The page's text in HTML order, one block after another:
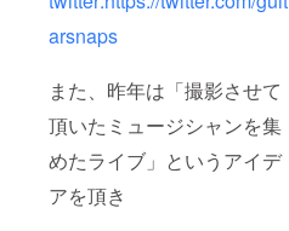
arsnaps
また、昨年は「撮影させて
頂いたミュージシャンを集
めたライブ」というアイデ
アを頂き